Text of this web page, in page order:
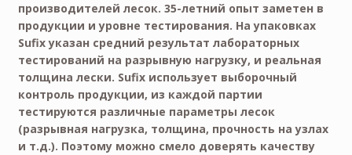
производителей лесок. 35-летний опыт заметен в
продукции и уровне тестирования. На упаковках
Sufix указан средний результат лабораторных
тестирований на разрывную нагрузку, и реальная
толщина лески. Sufix использует выборочный
контроль продукции, из каждой партии
тестируются различные параметры лесок
(разрывная нагрузка, толщина, прочность на узлах
и т.д.). Поэтому можно смело доверять качеству